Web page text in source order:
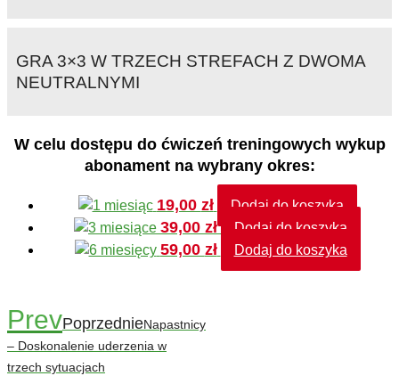
GRA 3×3 W TRZECH STREFACH Z DWOMA
NEUTRALNYMI
W celu dostępu do ćwiczeń treningowych wykup
abonament na wybrany okres:
19,00 zł Dodaj do koszyka
39,00 zł Dodaj do koszyka
59,00 zł Dodaj do koszyka
PrevPoprzednieNapastnicy
– Doskonalenie uderzenia w
trzech sytuacjach